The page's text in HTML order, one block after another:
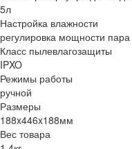
5л
Настройка влажности
регулировка мощности пара
Класс пылевлагозащиты
IPXO
Режимы работы
ручной
Размеры
188x446x188мм
Вес товара